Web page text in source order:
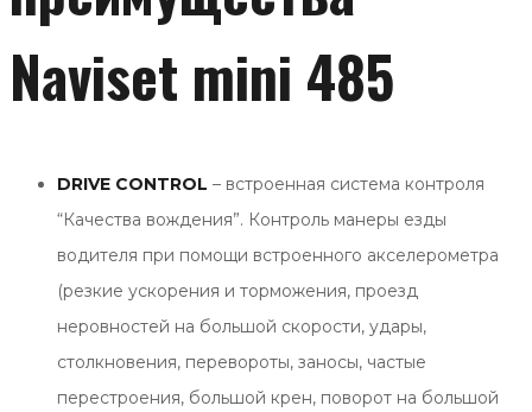
Naviset mini 485
DRIVE CONTROL – встроенная система контроля
“Качества вождения”. Контроль манеры езды
водителя при помощи встроенного акселерометра
(резкие ускорения и торможения, проезд
неровностей на большой скорости, удары,
столкновения, перевороты, заносы, частые
перестроения, большой крен, поворот на большой